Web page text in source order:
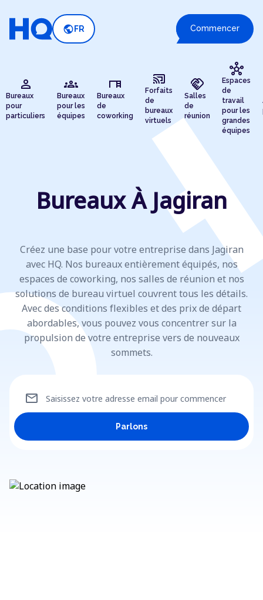
public FR Commencer
person
Bureaux
pour
particuliers
groups
Bureaux
pour les
équipes
desk
Bureaux
de
coworking
cast_connected
Forfaits
de
bureaux
virtuels
handshake
Salles
de
réunion
hub
Espaces
de
travail
pour les
grandes
équipes
Bureaux À Jagiran
Créez une base pour votre entreprise dans Jagiran
avec HQ. Nos bureaux entièrement équipés, nos
espaces de coworking, nos salles de réunion et nos
solutions de bureau virtuel couvrent tous les détails.
Avec des conditions flexibles et des prix de départ
abordables, vous pouvez vous concentrer sur la
propulsion de votre entreprise vers de nouveaux
sommets.
Saisissez votre adresse email pour commencer
mail
Parlons